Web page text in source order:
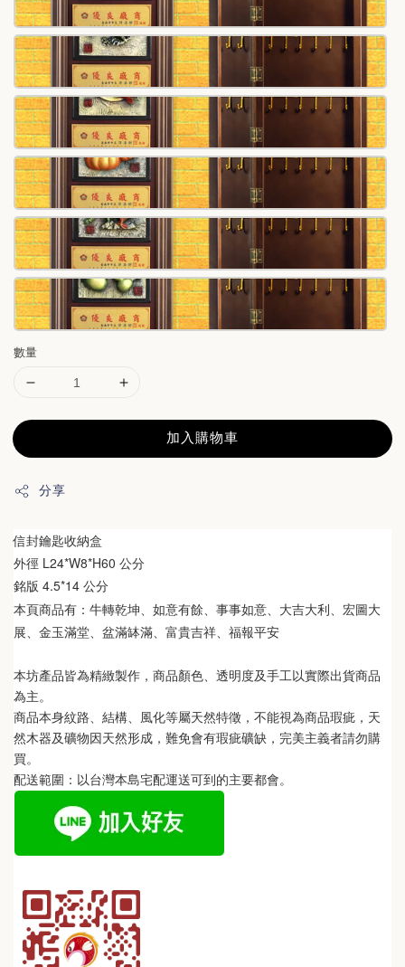
數量
加入購物車
分享
信封鑰匙收納盒
外徑 L24*W8*H60 公分
銘版 4.5*14 公分
本頁商品有： 牛轉乾坤、如意有餘、事事如意、大吉大利、宏圖大
展、金玉滿堂、盆滿缽滿、富貴吉祥、福報平安
本坊產品皆為精緻製作，商品顏色、透明度及手工以實際出貨商品
為主。
商品本身紋路、結構、風化等屬天然特徵，不能視為商品瑕疵，天
然木器及礦物因天然形成，難免會有瑕疵礦缺，完美主義者請勿購
買。
配送範圍：以台灣本島宅配運送可到的主要都會。